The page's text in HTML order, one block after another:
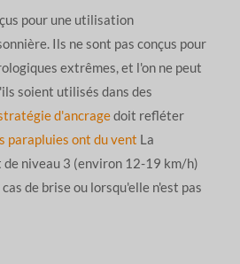
pour une utilisation
Ils ne sont pas conçus pour
extrêmes, et l'on ne peut
soient utilisés dans des
d'ancragedoit refléter
parapluies ont du vent La
niveau 3 (environ 12-19 km/h)
de brise ou lorsqu'elle n'est pas